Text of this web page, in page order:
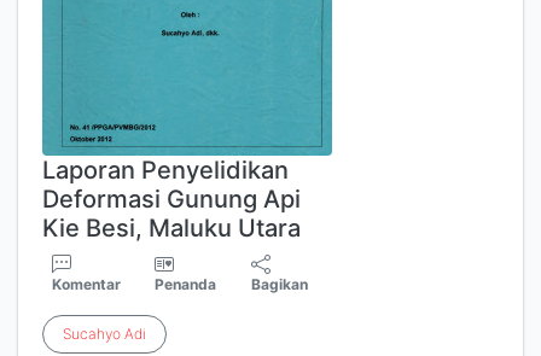
Laporan Penyelidikan
Deformasi Gunung Api
Kie Besi, Maluku Utara
Komentar Penanda Bagikan
Sucahyo Adi